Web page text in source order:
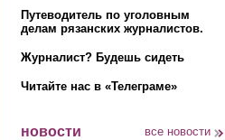
Путеводитель по уголовным
делам рязанских журналистов.
Журналист? Будешь сидеть
Читайте нас в «Телеграме»
новости все новости